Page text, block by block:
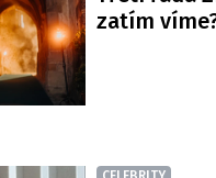
zatím